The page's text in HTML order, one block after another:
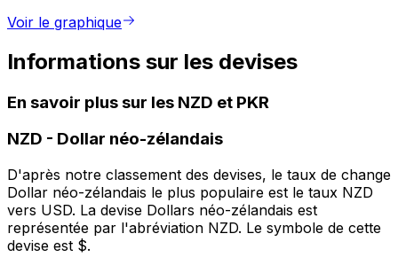
Voir le graphique
Informations sur les devises
En savoir plus sur les NZD et PKR
NZD - Dollar néo-zélandais
D'après notre classement des devises, le taux de change
Dollar néo-zélandais le plus populaire est le taux NZD
vers USD. La devise Dollars néo-zélandais est
représentée par l'abréviation NZD. Le symbole de cette
devise est $.